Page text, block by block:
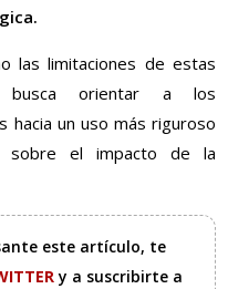
las limitaciones de estas
busca orientar a los
hacia un uso más riguroso
sobre el impacto de la
este artículo, te
y a suscribirte a